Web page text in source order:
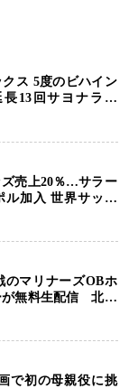
ス 5度のビハイン
長13回サヨナラ勝
安打1打点で貢献 4
ズ売上20％…サラー
ル加入 世界サッカ
強」から新時代へ
のマリナーズOBホ
が無料生配信 北米
興行”に世界が注目
で初の母親役に挑